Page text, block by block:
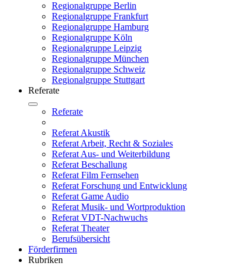
Regionalgruppe Berlin
Regionalgruppe Frankfurt
Regionalgruppe Hamburg
Regionalgruppe Köln
Regionalgruppe Leipzig
Regionalgruppe München
Regionalgruppe Schweiz
Regionalgruppe Stuttgart
Referate
Referate
Referat Akustik
Referat Arbeit, Recht & Soziales
Referat Aus- und Weiterbildung
Referat Beschallung
Referat Film Fernsehen
Referat Forschung und Entwicklung
Referat Game Audio
Referat Musik- und Wortproduktion
Referat VDT-Nachwuchs
Referat Theater
Berufsübersicht
Förderfirmen
Rubriken